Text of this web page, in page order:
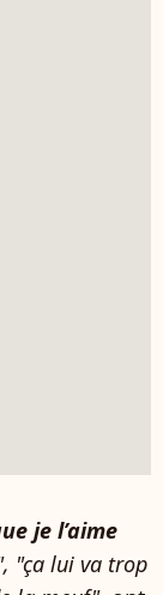
je l’aime
"ça lui va trop